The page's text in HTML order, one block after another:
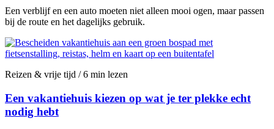
Een verblijf en een auto moeten niet alleen mooi ogen, maar passen
bij de route en het dagelijks gebruik.
Reizen & vrije tijd / 6 min lezen
Een vakantiehuis kiezen op wat je ter plekke echt
nodig hebt